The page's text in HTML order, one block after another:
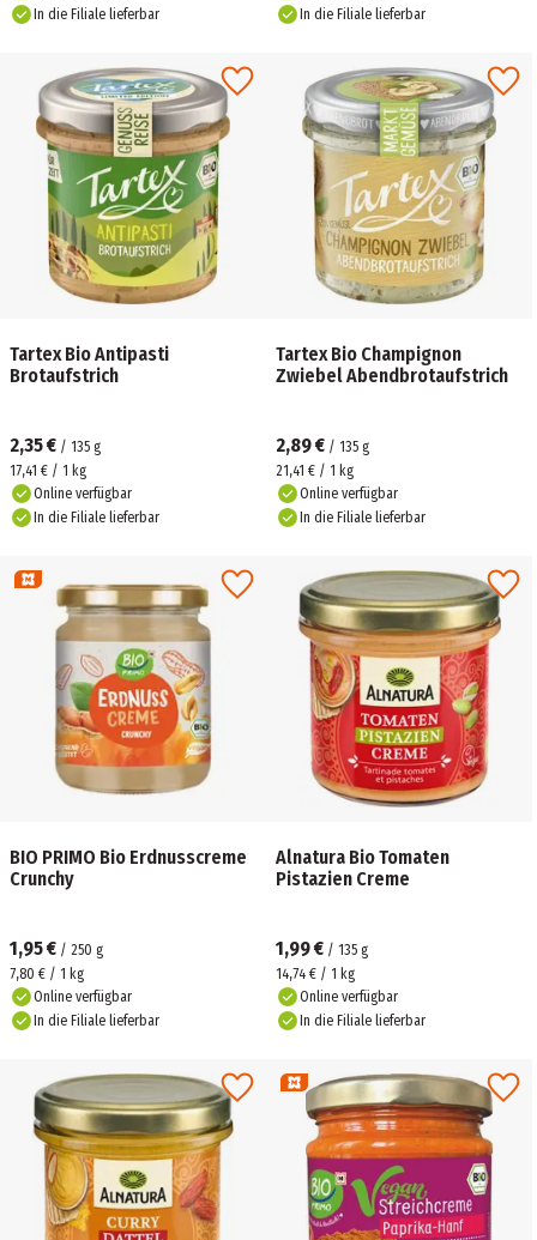
In die Filiale lieferbar
In die Filiale lieferbar
Tartex Bio Antipasti
Brotaufstrich
2,35 € / 135 g
17,41 € / 1 kg
Online verfügbar
In die Filiale lieferbar
Tartex Bio Champignon
Zwiebel Abendbrotaufstrich
2,89 € / 135 g
21,41 € / 1 kg
Online verfügbar
In die Filiale lieferbar
BIO PRIMO Bio Erdnusscreme
Crunchy
1,95 € / 250 g
7,80 € / 1 kg
Online verfügbar
In die Filiale lieferbar
Alnatura Bio Tomaten
Pistazien Creme
1,99 € / 135 g
14,74 € / 1 kg
Online verfügbar
In die Filiale lieferbar